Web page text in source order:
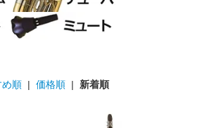
め順| 価格順| 新着順